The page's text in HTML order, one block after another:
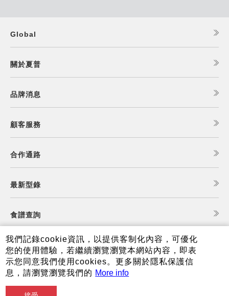
Global
關於夏普
品牌消息
顧客服務
合作通路
最新型錄
食譜查詢
夏普可購樂線上商城
我們記錄cookie資訊，以提供客制化內容，可優化
您的使用體驗，若繼續瀏覽瀏覽本網站內容，即表
示您同意我們使用cookies。更多關於隱私保護信
息，請瀏覽瀏覽我們的 More info